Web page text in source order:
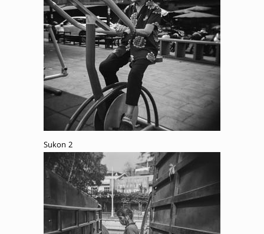
Sukon 2